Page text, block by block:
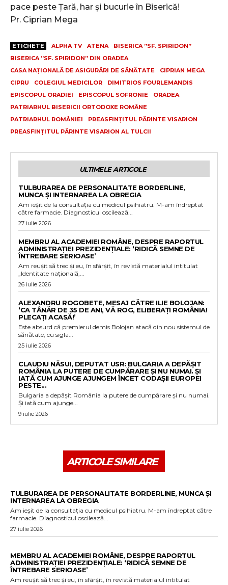
pace peste Țară, har și bucurie în Biserică!
Pr. Ciprian Mega
ETICHETE ALPHA TV ATENA
BISERICA ”SF. SPIRIDON”
BISERICA ”SF. SPIRIDON” DIN ORADEA
CASA NAȚIONALĂ DE ASIGURĂRI DE SĂNĂTATE
CIPRIAN MEGA
CIPRU
COLEGIUL MEDICILOR
DIMITRIOS FOURLEMANDIS
EPISCOPUL ORADIEI
EPISCOPUL SOFRONIE
ORADEA
PATRIARHUL BISERICII ORTODOXE ROMÂNE
PATRIARHUL ROMÂNIEI
PREASFINȚITUL PĂRINTE VISARION
PREASFINȚITUL PĂRINTE VISARION AL TULCII
ULTIMELE ARTICOLE
TULBURAREA DE PERSONALITATE BORDERLINE,
MUNCA ȘI INTERNAREA LA OBREGIA
Am ieșit de la consultația cu medicul psihiatru. M-am îndreptat
către farmacie. Diagnosticul oscilează...
27 iulie 2026
MEMBRU AL ACADEMIEI ROMÂNE, DESPRE RAPORTUL
ADMINISTRAȚIEI PREZIDENȚIALE: ‘RIDICĂ SEMNE DE
ÎNTREBARE SERIOASE’
Am reușit să trec și eu, în sfârșit, în revistă materialul intitulat
„Identitate națională,...
26 iulie 2026
ALEXANDRU ROGOBETE, MESAJ CĂTRE ILIE BOLOJAN:
‘CA TÂNĂR DE 35 DE ANI, VĂ ROG, ELIBERAȚI ROMÂNIA!
PLECAȚI ACASĂ!’
Este absurd că premierul demis Bolojan atacă din nou sistemul de
sănătate, cu sigla...
25 iulie 2026
CLAUDIU NĂSUI, DEPUTAT USR: BULGARIA A DEPĂȘIT
ROMÂNIA LA PUTERE DE CUMPĂRARE ȘI NU NUMAI. ȘI
IATĂ CUM AJUNGE AJUNGEM ÎNCET CODAȘII EUROPEI
PESTE...
Bulgaria a depășit România la putere de cumpărare și nu numai.
Și iată cum ajunge...
9 iulie 2026
ARTICOLE SIMILARE
TULBURAREA DE PERSONALITATE BORDERLINE, MUNCA ȘI
INTERNAREA LA OBREGIA
Am ieșit de la consultația cu medicul psihiatru. M-am îndreptat către
farmacie. Diagnosticul oscilează...
27 iulie 2026
MEMBRU AL ACADEMIEI ROMÂNE, DESPRE RAPORTUL
ADMINISTRAȚIEI PREZIDENȚIALE: ‘RIDICĂ SEMNE DE
ÎNTREBARE SERIOASE’
Am reușit să trec și eu, în sfârșit, în revistă materialul intitulat